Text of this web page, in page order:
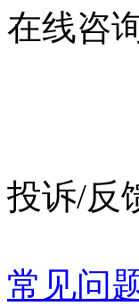
在线咨
投诉/反
常见问